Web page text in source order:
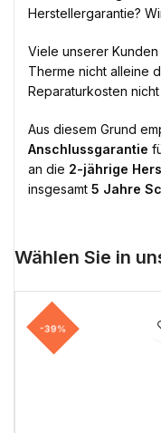
Herstellergarantie?
Viele unserer
Therme nicht alleine
Reparaturkosten
Aus diesem Grund
Anschlussgarantie
an die 2-jährige
insgesamt 5 Jahre
Wählen Sie in
-39%